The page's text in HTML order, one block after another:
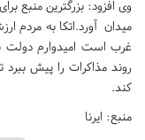
وی افزود: بزرگترین منبع
میدان آورد.اتکا به مردم
غرب است امیدوارم دولت
روند مذاکرات را پیش ببرد
کند.
منبع: ایرنا